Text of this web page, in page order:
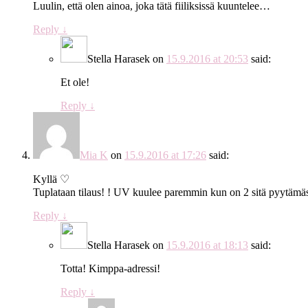
Luulin, että olen ainoa, joka tätä fiiliksissä kuuntelee…
Reply ↓
Stella Harasek on 15.9.2016 at 20:53 said:
Et ole!
Reply ↓
Mia K on 15.9.2016 at 17:26 said:
Kyllä ♡
Tuplataan tilaus! ! UV kuulee paremmin kun on 2 sitä
Reply ↓
Stella Harasek on 15.9.2016 at 18:13 said:
Totta! Kimppa-adressi!
Reply ↓